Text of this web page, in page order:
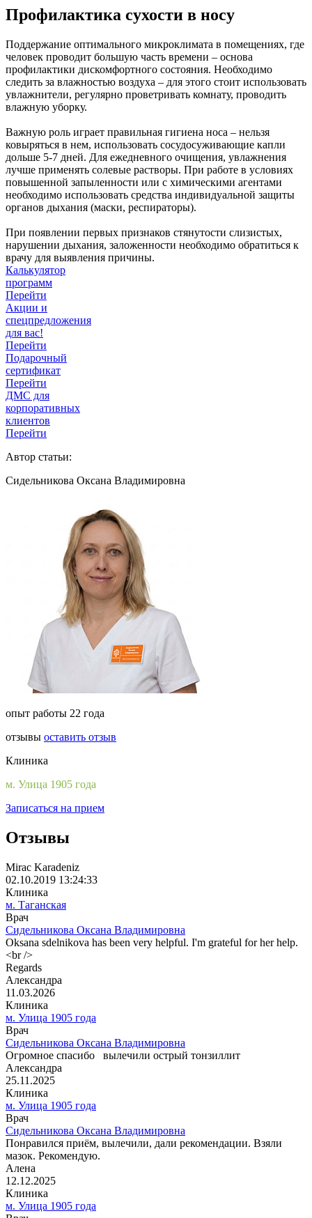
Профилактика сухости в носу
Поддержание оптимального микроклимата в помещениях, где
человек проводит большую часть времени – основа
профилактики дискомфортного состояния. Необходимо
следить за влажностью воздуха – для этого стоит использовать
увлажнители, регулярно проветривать комнату, проводить
влажную уборку.
Важную роль играет правильная гигиена носа – нельзя
ковыряться в нем, использовать сосудосуживающие капли
дольше 5-7 дней. Для ежедневного очищения, увлажнения
лучше применять солевые растворы. При работе в условиях
повышенной запыленности или с химическими агентами
необходимо использовать средства индивидуальной защиты
органов дыхания (маски, респираторы).
При появлении первых признаков стянутости слизистых,
нарушении дыхания, заложенности необходимо обратиться к
врачу для выявления причины.
Калькулятор
программ
Перейти
Акции и
спецпредложения
для вас!
Перейти
Подарочный
сертификат
Перейти
ДМС для
корпоративных
клиентов
Перейти
Автор статьи:
Сидельникова Оксана Владимировна
опыт работы 22 года
отзывы оставить отзыв
Клиника
м. Улица 1905 года
Записаться на прием
Отзывы
Mirac Karadeniz
02.10.2019 13:24:33
Клиника
м. Таганская
Врач
Сидельникова Оксана Владимировна
Oksana sdelnikova has been very helpful. I'm grateful for her help.
<br />
Regards
Александра
11.03.2026
Клиника
м. Улица 1905 года
Врач
Сидельникова Оксана Владимировна
Огромное спасибо ️ вылечили острый тонзиллит
Александра
25.11.2025
Клиника
м. Улица 1905 года
Врач
Сидельникова Оксана Владимировна
Понравился приём, вылечили, дали рекомендации. Взяли
мазок. Рекомендую.
Алена
12.12.2025
Клиника
м. Улица 1905 года